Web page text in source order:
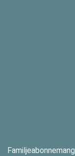
Familjeabonnemang